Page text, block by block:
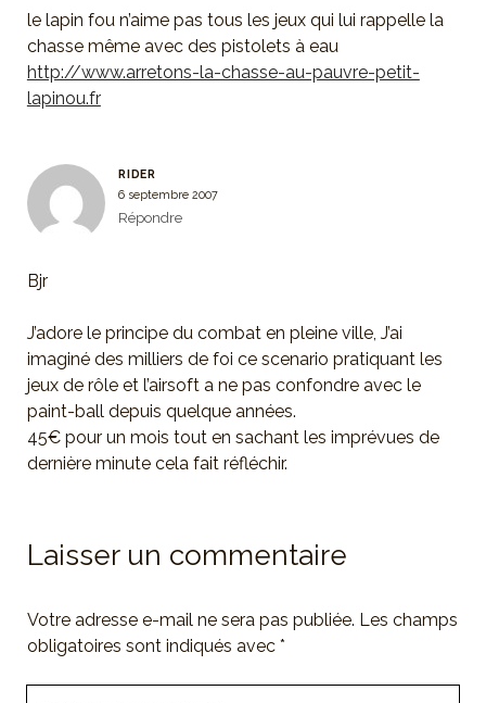
le lapin fou n’aime pas tous les jeux qui lui rappelle la
chasse même avec des pistolets à eau
http://www.arretons-la-chasse-au-pauvre-petit-
lapinou.fr
RIDER
6 septembre 2007
Répondre
Bjr
J’adore le principe du combat en pleine ville, J’ai
imaginé des milliers de foi ce scenario pratiquant les
jeux de rôle et l’airsoft a ne pas confondre avec le
paint-ball depuis quelque années.
45€ pour un mois tout en sachant les imprévues de
dernière minute cela fait réfléchir.
Laisser un commentaire
Votre adresse e-mail ne sera pas publiée. Les champs
obligatoires sont indiqués avec *